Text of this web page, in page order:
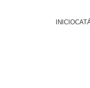
INICIO